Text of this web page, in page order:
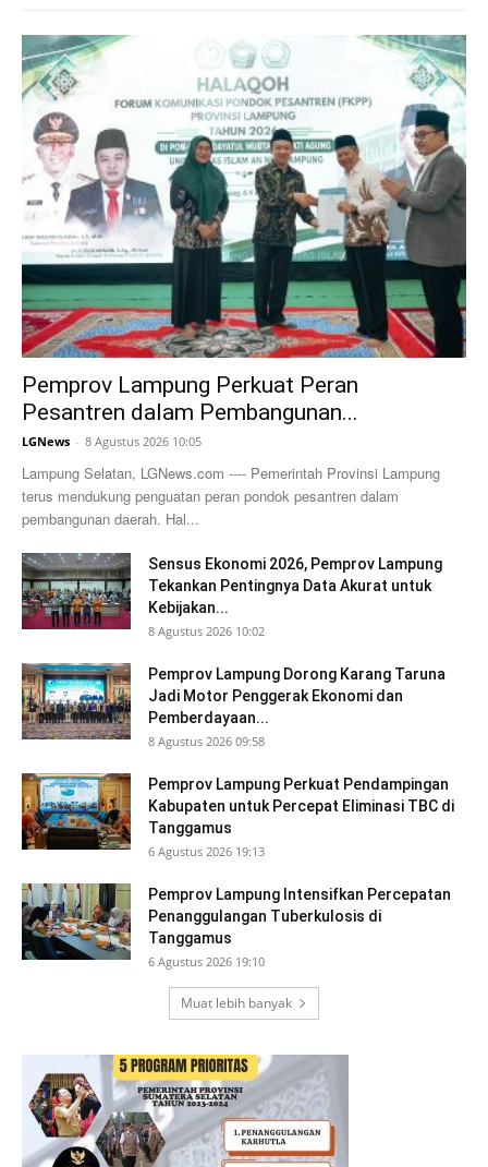
Pemprov Lampung Perkuat Peran
Pesantren dalam Pembangunan...
LGNews - 8 Agustus 2026 10:05
Lampung Selatan, LGNews.com ---- Pemerintah Provinsi Lampung
terus mendukung penguatan peran pondok pesantren dalam
pembangunan daerah. Hal...
Sensus Ekonomi 2026, Pemprov Lampung
Tekankan Pentingnya Data Akurat untuk
Kebijakan...
8 Agustus 2026 10:02
Pemprov Lampung Dorong Karang Taruna
Jadi Motor Penggerak Ekonomi dan
Pemberdayaan...
8 Agustus 2026 09:58
Pemprov Lampung Perkuat Pendampingan
Kabupaten untuk Percepat Eliminasi TBC di
Tanggamus
6 Agustus 2026 19:13
Pemprov Lampung Intensifkan Percepatan
Penanggulangan Tuberkulosis di
Tanggamus
6 Agustus 2026 19:10
Muat lebih banyak